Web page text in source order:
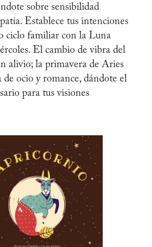
sobre sensibilidad
Establece tus intenciones
ciclo familiar con la Luna
El cambio de vibra del
alivio; la primavera de Aries
de ocio y romance, dándote el
para tus visiones